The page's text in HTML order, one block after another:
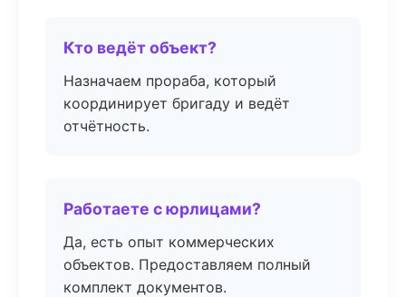
Кто ведёт объект?
Назначаем прораба, который
координирует бригаду и ведёт
отчётность.
Работаете с юрлицами?
Да, есть опыт коммерческих
объектов. Предоставляем полный
комплект документов.